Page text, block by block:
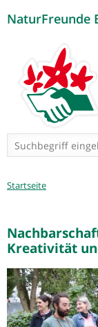
NaturFreunde
Suchformular
Sie
Startseite
Kreativität